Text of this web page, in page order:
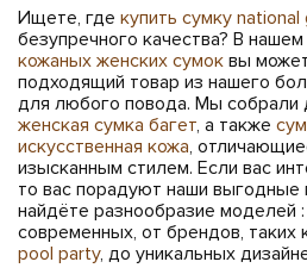
Ищете, где купить сумку
безупречного качества? В нашем
кожаных женских сумок вы
подходящий товар из нашего
для любого повода. Мы собрали
женская сумка багет, а также
искусственная кожа,
изысканным стилем. Если вас
то вас порадуют наши выгодные
найдёте разнообразие моделей
современных, от брендов, таких
pool party, до уникальных